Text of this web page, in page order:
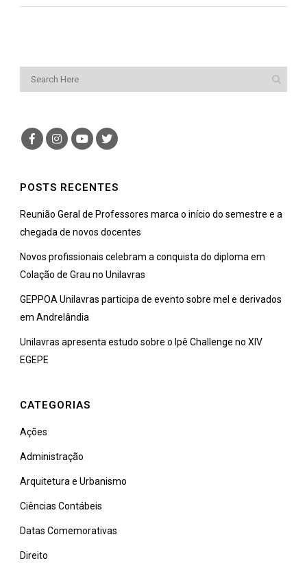
POSTS RECENTES
Reunião Geral de Professores marca o início do semestre e a
chegada de novos docentes
Novos profissionais celebram a conquista do diploma em
Colação de Grau no Unilavras
GEPPOA Unilavras participa de evento sobre mel e derivados
em Andrelândia
Unilavras apresenta estudo sobre o Ipê Challenge no XIV
EGEPE
CATEGORIAS
Ações
Administração
Arquitetura e Urbanismo
Ciências Contábeis
Datas Comemorativas
Direito